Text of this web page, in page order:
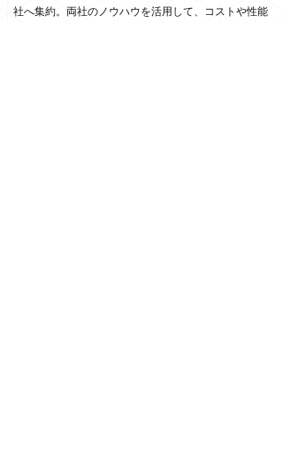
社へ集約。両社のノウハウを活用して、コストや性能